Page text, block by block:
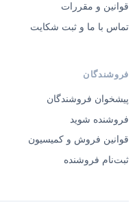
قوانین و مقررات
تماس با ما و ثبت شکایت
فروشندگان
پیشخوان فروشندگان
فروشنده شوید
قوانین فروش و کمیسیون
ثبت‌نام فروشنده